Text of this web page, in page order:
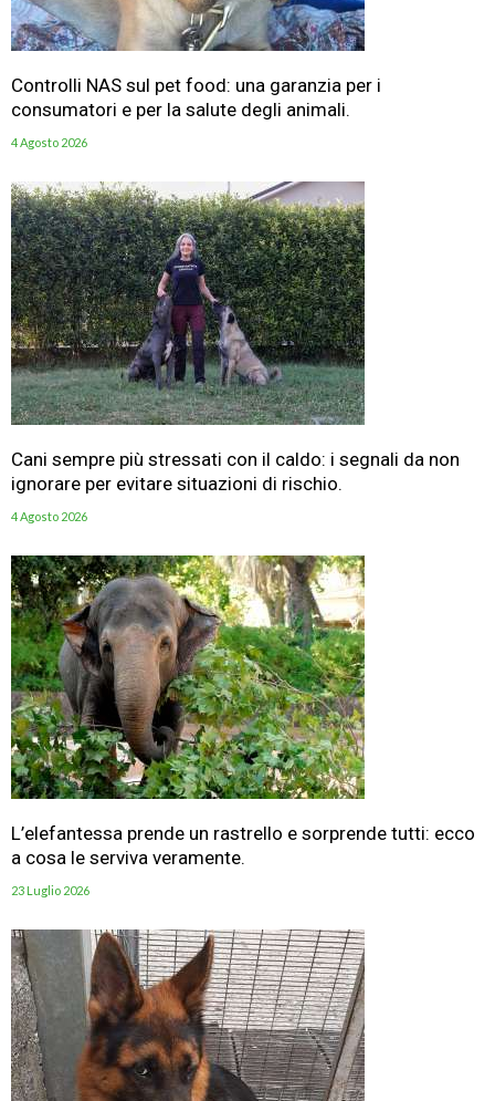
Controlli NAS sul pet food: una garanzia per i
consumatori e per la salute degli animali.
4 Agosto 2026
Cani sempre più stressati con il caldo: i segnali da non
ignorare per evitare situazioni di rischio.
4 Agosto 2026
L’elefantessa prende un rastrello e sorprende tutti: ecco
a cosa le serviva veramente.
23 Luglio 2026